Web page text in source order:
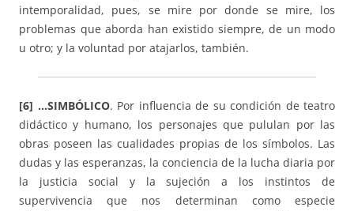
intemporalidad, pues, se mire por donde se mire, los
problemas que aborda han existido siempre, de un modo
u otro; y la voluntad por atajarlos, también.
[6] …SIMBÓLICO. Por influencia de su condición de teatro
didáctico y humano, los personajes que pululan por las
obras poseen las cualidades propias de los símbolos. Las
dudas y las esperanzas, la conciencia de la lucha diaria por
la justicia social y la sujeción a los instintos de
supervivencia que nos determinan como especie